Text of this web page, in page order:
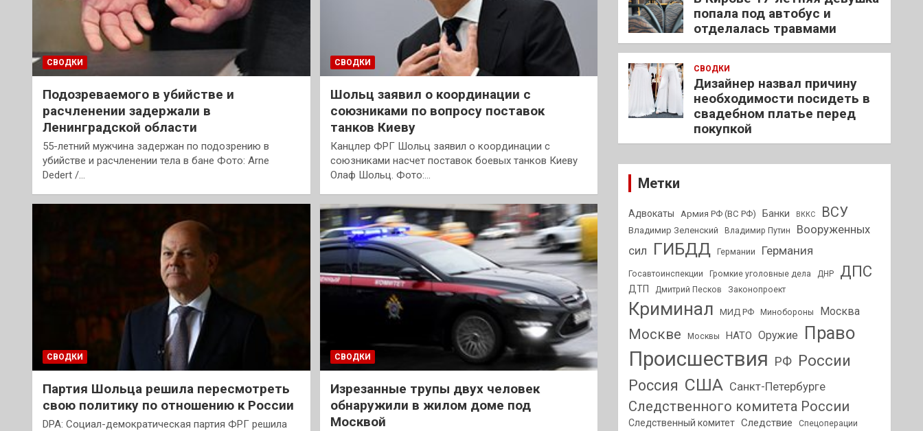
СВОДКИ
Подозреваемого в убийстве и
расчленении задержали в
Ленинградской области
55-летний мужчина задержан по подозрению в
убийстве и расчленении тела в бане Фото: Arne
Dedert /…
СВОДКИ
Шольц заявил о координации с
союзниками по вопросу поставок
танков Киеву
Канцлер ФРГ Шольц заявил о координации с
союзниками насчет поставок боевых танков Киеву
Олаф Шольц. Фото:…
СВОДКИ
Партия Шольца решила пересмотреть
свою политику по отношению к России
DPA: Социал-демократическая партия ФРГ решила
СВОДКИ
Изрезанные трупы двух человек
обнаружили в жилом доме под
Москвой
попала под автобус и
отделалась травмами
СВОДКИ
Дизайнер назвал причину
необходимости посидеть в
свадебном платье перед
покупкой
Метки
Адвокаты Армия РФ (ВС РФ) Банки ВККС ВСУ
Владимир Зеленский Владимир Путин
Вооруженных
сил
ГИБДД Германии Германия
Госавтоинспекции Громкие уголовные дела ДНР ДПС
ДТП Дмитрий Песков Законопроект
Криминал МИД РФ Минобороны Москва
Москве Москвы НАТО Оружие Право
Происшествия РФ России
Россия США Санкт-Петербурге
Следственного комитета России
Следственный комитет Следствие Спецоперации